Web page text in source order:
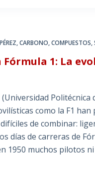
,CARBONO,COMPUESTOS,
1: La
como la F1
de combinar:
días de carreras de
1950 muchos pilotos